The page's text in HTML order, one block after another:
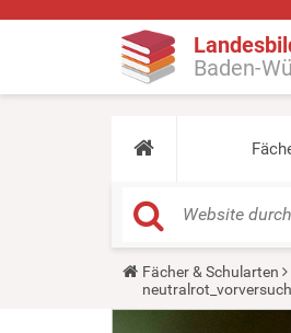
Baden-
Y
u
Fächer & Schularten